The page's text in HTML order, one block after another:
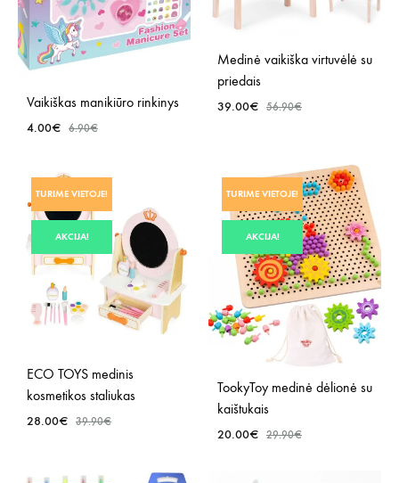
Vaikiškas manikiūro rinkinys
4.00€ 6.90€
Medinė vaikiška virtuvėlė su
priedais
39.00€ 56.90€
TURIME VIETOJE!
AKCIJA!
ECO TOYS medinis
kosmetikos staliukas
28.00€ 39.90€
PRIDĖTI
TURIME VIETOJE!
AKCIJA!
TookyToy medinė dėlionė su
kaištukais
20.00€ 29.90€